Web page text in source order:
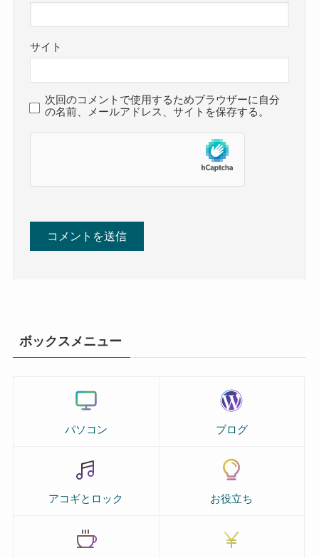
サイト
次回のコメントで使用するためブラウザーに自分
の名前、メールアドレス、サイトを保存する。
ボックスメニュー
パソコン ブログ
アコギとロック お役立ち